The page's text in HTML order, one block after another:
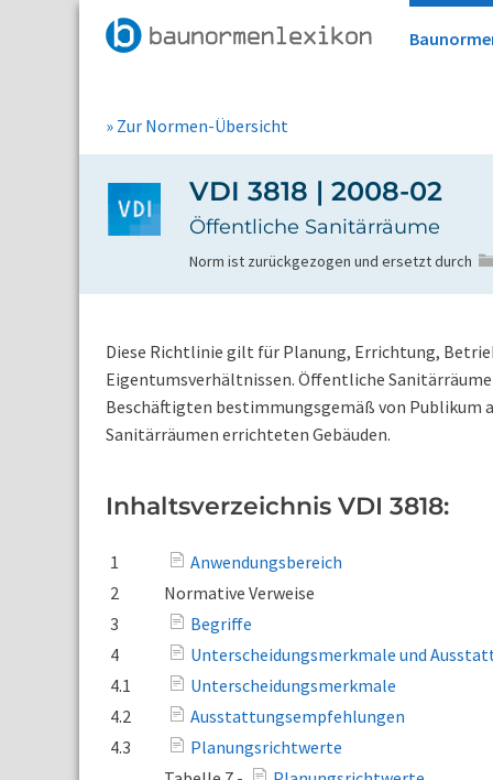
» Zur Normen-Übersicht
VDI 3818 | 2008-02
Öffentliche Sanitärräume
Norm ist zurückgezogen und ersetzt durch
Diese Richtlinie gilt für Planung, Errichtung,
Eigentumsverhältnissen. Öffentliche
Beschäftigten bestimmungsgemäß von Publikum
Sanitärräumen errichteten Gebäuden.
Inhaltsverzeichnis VDI 3818:
1
Anwendungsbereich
2
Normative Verweise
3
Begriffe
4
Unterscheidungsmerkmale und
4.1
Unterscheidungsmerkmale
4.2
Ausstattungsempfehlungen
4.3
Planungsrichtwerte